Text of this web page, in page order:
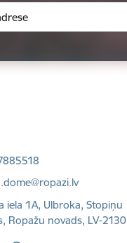
iela 1A, Ulbroka, Stopiņu
Ropažu novads, LV-2130